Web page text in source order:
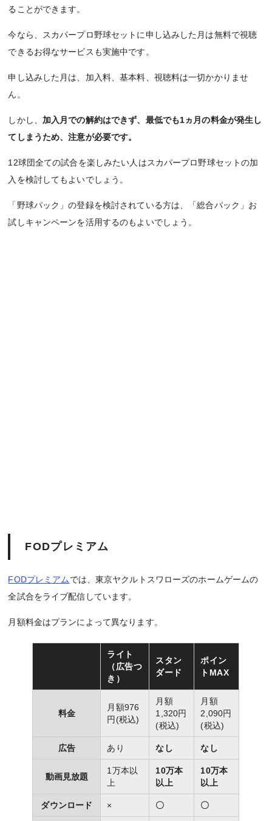
ることができます。
今なら、スカパープロ野球セットに申し込みした月は無料で視聴
できるお得なサービスも実施中です。
申し込みした月は、加入料、基本料、視聴料は一切かかりませ
ん。
しかし、 加入月での解約はできず、最低でも1ヵ月の料金が発生し
てしまうため、注意が必要です。
12球団全ての試合を楽しみたい人はスカパープロ野球セットの加
入を検討してもよいでしょう。
「野球パック」の登録を検討されている方は、「総合パック」お
試しキャンペーンを活用するのもよいでしょう。
FODプレミアム
FODプレミアム では、東京ヤクルトスワローズのホームゲームの
全試合をライブ配信しています。
月額料金はプランによって異なります。
ライト
（広告つ
き）
スタン
ダード
ポイン
トMAX
料金
月額976
円(税込)
月額
1,320円
(税込)
月額
2,090円
(税込)
広告 あり なし なし
動画見放題
1万本以
上
10万本
以上
10万本
以上
ダウンロード × 〇 〇